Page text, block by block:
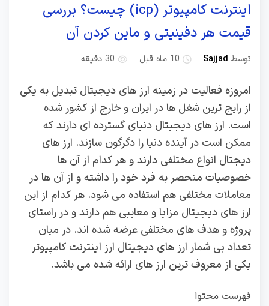
اینترنت کامپیوتر (icp) چیست؟ بررسی
قیمت هر دفینیتی و ماین کردن آن
توسط Sajjad 10 ماه قبل 30 دقیقه
امروزه فعالیت در زمینه ارز های دیجیتال تبدیل به یکی
از رایج ترین شغل ها در ایران و خارج از کشور شده
است. ارز های دیجیتال دنیای گسترده ای دارند که
ممکن است در آینده دنیا را دگرگون سازند. ارز های
دیجتال انواع مختلفی دارند و هر کدام از آن ها
خصوصیات منحصر به فرد خود را داشته و از آن ها در
معاملات مختلفی هم استفاده می شود. هر کدام از این
ارز های دیجیتال مزایا و معایبی هم دارند و در راستای
پروژه و هدف های مختلفی عرضه شده اند. در میان
تعداد بی شمار ارز های دیجیتال ارز اینترنت کامپیوتر
یکی از معروف ترین ارز های ارائه شده می باشد.
فهرست محتوا